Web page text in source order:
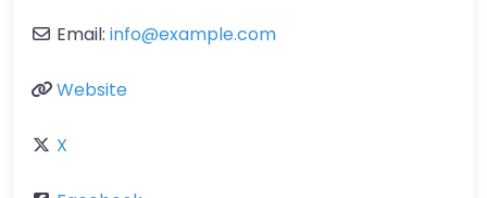
Email: info@example.com
Website
X